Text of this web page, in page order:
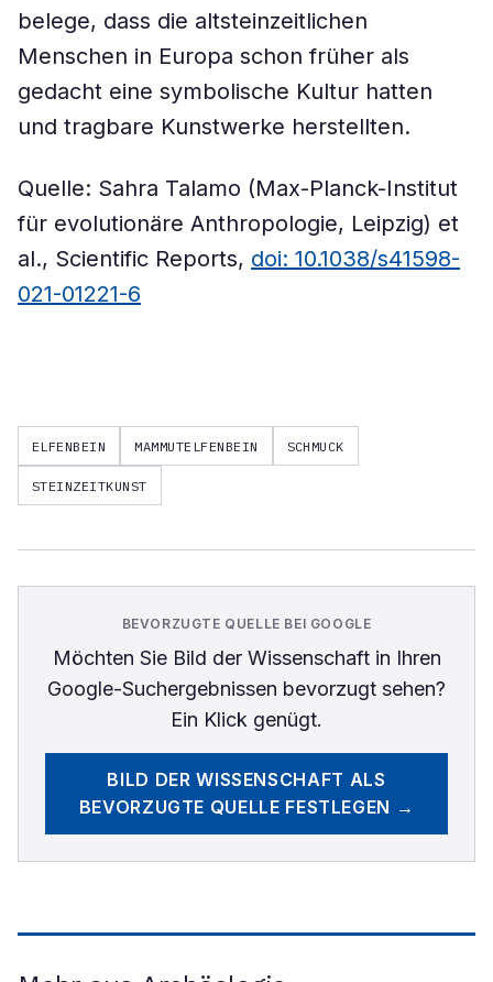
belege, dass die altsteinzeitlichen
Menschen in Europa schon früher als
gedacht eine symbolische Kultur hatten
und tragbare Kunstwerke herstellten.
Quelle: Sahra Talamo (Max-Planck-Institut
für evolutionäre Anthropologie, Leipzig) et
al., Scientific Reports, doi: 10.1038/s41598-
021-01221-6
ELFENBEIN MAMMUTELFENBEIN SCHMUCK
STEINZEITKUNST
BEVORZUGTE QUELLE BEI GOOGLE
Möchten Sie Bild der Wissenschaftin Ihren
Google-Suchergebnissen bevorzugt sehen?
Ein Klick genügt.
BILD DER WISSENSCHAFT ALS
BEVORZUGTE QUELLE FESTLEGEN →